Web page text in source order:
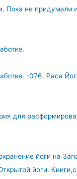
Пока не придумали
-076. Раса
для
йоги на
йоги.